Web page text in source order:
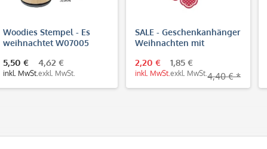
Woodies Stempel - Es
weihnachtet W07005
5,50 €
inkl. MwSt.
4,62 €
exkl. MwSt.
SALE - Geschenkanhänger
Weihnachten mit
2,20 €
inkl. MwSt.
1,85 €
exkl. MwSt. 4,40 € *